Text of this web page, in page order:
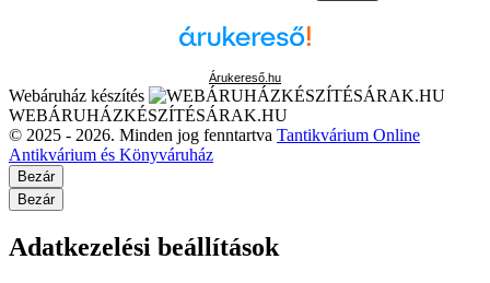
Árukereső.hu
Webáruház készítés
WEBÁRUHÁZKÉSZÍTÉSÁRAK.HU
© 2025 - 2026. Minden jog fenntartva Tantikvárium Online
Antikvárium és Könyváruház
Bezár
Bezár
Adatkezelési beállítások